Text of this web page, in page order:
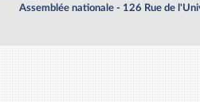
Assemblée nationale - 126 Rue de